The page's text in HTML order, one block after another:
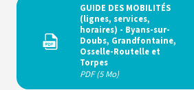
GUIDE DES MOBILITÉS
(lignes, services,
horaires) - Byans-sur-
Doubs, Grandfontaine,
Osselle-Routelle et
Torpes
PDF (5 Mo)